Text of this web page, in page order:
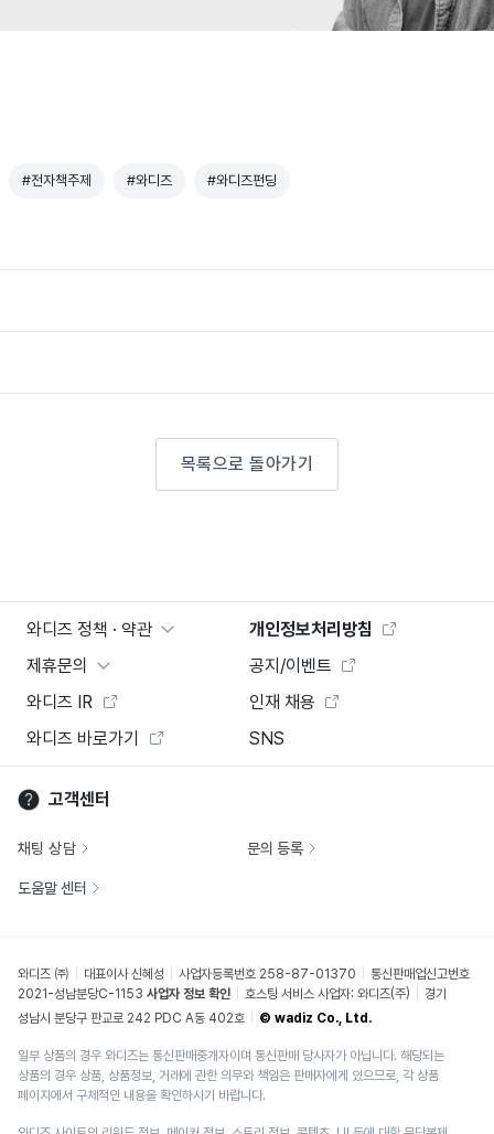
#전자책주제 #와디즈 #와디즈펀딩
목록으로 돌아가기
와디즈 정책 · 약관
개인정보처리방침
제휴문의
공지/이벤트
와디즈 IR
인재 채용
와디즈 바로가기
SNS
고객센터
채팅 상담 문의 등록
도움말 센터
와디즈 ㈜ 대표이사 신혜성 사업자등록번호 258-87-01370
통신판매업신고번호
2021-성남분당C-1153 사업자 정보 확인 호스팅 서비스 사업자: 와디즈(주)
경기
성남시 분당구 판교로 242 PDC A동 402호
© wadiz Co., Ltd.
일부 상품의 경우 와디즈는 통신판매중개자이며 통신판매 당사자가 아닙니다. 해당되는
상품의 경우 상품, 상품정보, 거래에 관한 의무와 책임은 판매자에게 있으므로, 각 상품
페이지에서 구체적인 내용을 확인하시기 바랍니다.